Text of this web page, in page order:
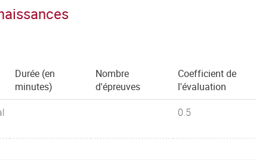
de B.U.T. choisi
et d’alternance et les outils
de l’expérience du stage
et de métier/découverte
Durée (en
minutes)
Nombre
d'épreuves
Coefficient de
l'évaluation
0.5